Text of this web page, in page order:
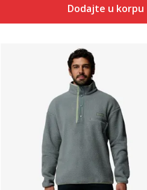
Dodajte u korpu
Uporedi